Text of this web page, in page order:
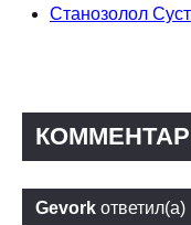
Станозолол
Gevork ответил(а)